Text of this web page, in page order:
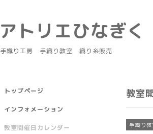
アトリエひなぎ
手織り工房 手織り教室 織り糸販売
教室
手織り教
トップページ
インフォメーション
教室開催日カレンダー